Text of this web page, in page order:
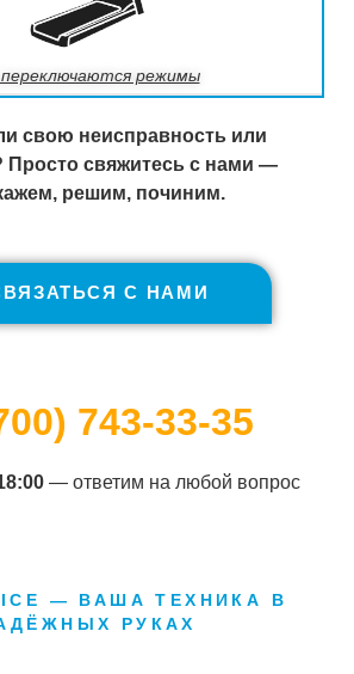
режимы
свою неисправность или
Просто свяжитесь с нами —
решим, починим.
С НАМИ
743-33-35
— ответим на любой вопрос
— ВАША ТЕХНИКА В
РУКАХ